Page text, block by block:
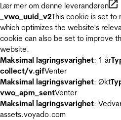
Lær mer om denne leverandøren
_vwo_uuid_v2This cookie is set
which optimizes the website's
cookie can also be set to improve
website.
Maksimal lagringsvarighet: 1 år
collect/v.gifVenter
Maksimal lagringsvarighet: Økt
vwo_apm_sentVenter
Maksimal lagringsvarighet:
assets.voyado.com